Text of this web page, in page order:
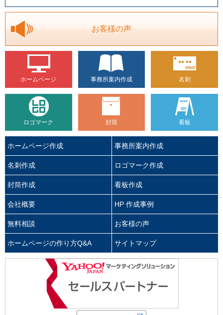
お客様の声
ホームページ 事務所案内作成 名刺
ロゴマーク 封筒 看板
ホームページ作成 事務所案内作成
名刺作成 ロゴマーク作成
封筒作成 看板作成
会社概要 HP 作成事例
無料相談 お客様の声
ホームページの作り方Q&A サイトマップ